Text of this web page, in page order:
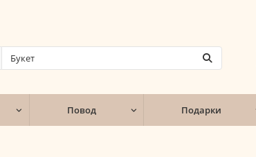
Повод Подарки